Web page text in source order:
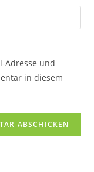
Adresse und
in diesem